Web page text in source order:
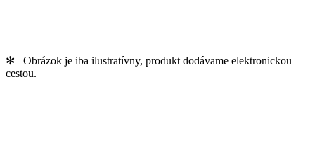
✻ Obrázok je iba ilustratívny, produkt dodávame elektronickou
cestou.